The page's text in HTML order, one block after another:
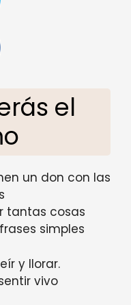
el
un don con las
tantas cosas
simples
y llorar.
vivo